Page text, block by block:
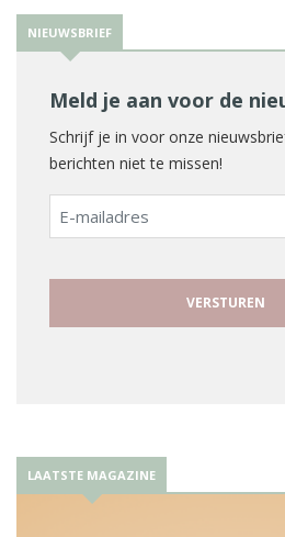
NIEUWSBRIEF
Meld je aan voor de
Schrijf je in voor onze
berichten niet te missen!
E-
mailadres
LAATSTE MAGAZINE